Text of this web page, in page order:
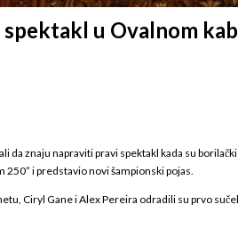
u Ovalnom
da znaju napraviti pravi spektakl kada su
250” i predstavio novi šampionski pojas.
Ciryl Gane i Alex Pereira odradili su prvo